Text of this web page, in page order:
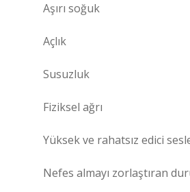
Aşırı soğuk
Açlık
Susuzluk
Fiziksel ağrı
Yüksek ve rahatsız edici
Nefes almayı zorlaştıran